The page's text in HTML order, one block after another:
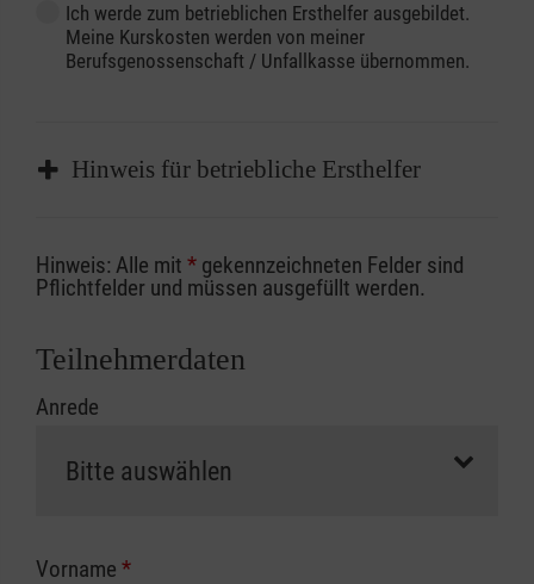
Ich werde zum betrieblichen Ersthelfer ausgebildet.
Meine Kurskosten werden von meiner
Berufsgenossenschaft / Unfallkasse übernommen.
Hinweis für betriebliche Ersthelfer
Sofern Sie ein Kostenübernahmeverfahren
Ihrer Berufsgenossenschaft / Unfallkasse
Abrechnungsunterlagen spätestens zu
erfolgt eine Abrechnung der vollen Kursgebühr
Die notwendigen Formulare für die
zuständigen Berufsgenossenschaft oder
Hinweis: Alle mit * gekennzeichneten Felder sind
Pflichtfelder und müssen ausgefüllt werden.
Teilnehmerdaten
Anrede
Vorname *